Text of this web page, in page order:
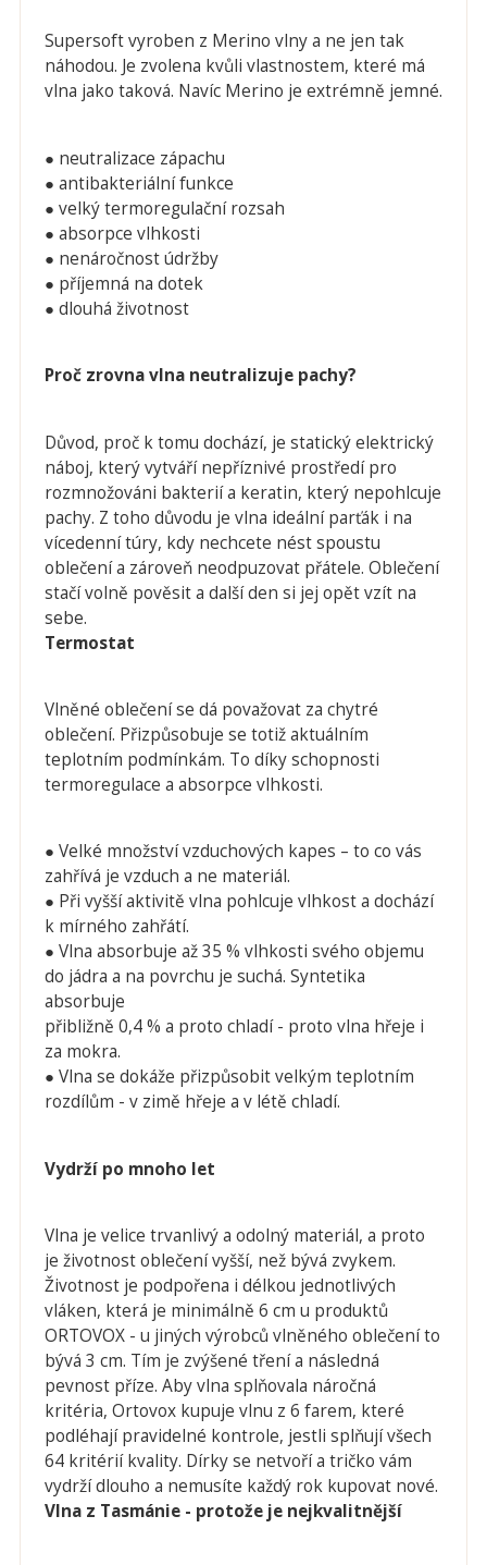
Supersoft vyroben z Merino vlny a ne jen tak
náhodou. Je zvolena kvůli vlastnostem, které má
vlna jako taková. Navíc Merino je extrémně jemné.
● neutralizace zápachu
● antibakteriální funkce
● velký termoregulační rozsah
● absorpce vlhkosti
● nenáročnost údržby
● příjemná na dotek
● dlouhá životnost
Proč zrovna vlna neutralizuje pachy?
Důvod, proč k tomu dochází, je statický elektrický
náboj, který vytváří nepříznivé prostředí pro
rozmnožováni bakterií a keratin, který nepohlcuje
pachy. Z toho důvodu je vlna ideální parťák i na
vícedenní túry, kdy nechcete nést spoustu
oblečení a zároveň neodpuzovat přátele. Oblečení
stačí volně pověsit a další den si jej opět vzít na
sebe.
Termostat
Vlněné oblečení se dá považovat za chytré
oblečení. Přizpůsobuje se totiž aktuálním
teplotním podmínkám. To díky schopnosti
termoregulace a absorpce vlhkosti.
● Velké množství vzduchových kapes – to co vás
zahřívá je vzduch a ne materiál.
● Při vyšší aktivitě vlna pohlcuje vlhkost a dochází
k mírného zahřátí.
● Vlna absorbuje až 35 % vlhkosti svého objemu
do jádra a na povrchu je suchá. Syntetika
absorbuje
přibližně 0,4 % a proto chladí - proto vlna hřeje i
za mokra.
● Vlna se dokáže přizpůsobit velkým teplotním
rozdílům - v zimě hřeje a v létě chladí.
Vydrží po mnoho let
Vlna je velice trvanlivý a odolný materiál, a proto
je životnost oblečení vyšší, než bývá zvykem.
Životnost je podpořena i délkou jednotlivých
vláken, která je minimálně 6 cm u produktů
ORTOVOX - u jiných výrobců vlněného oblečení to
bývá 3 cm. Tím je zvýšené tření a následná
pevnost příze. Aby vlna splňovala náročná
kritéria, Ortovox kupuje vlnu z 6 farem, které
podléhají pravidelné kontrole, jestli splňují všech
64 kritérií kvality. Dírky se netvoří a tričko vám
vydrží dlouho a nemusíte každý rok kupovat nové.
Vlna z Tasmánie - protože je nejkvalitnější